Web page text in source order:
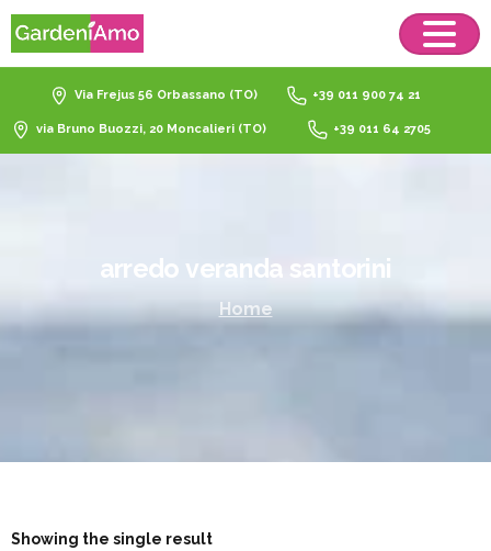
Via Frejus 56 Orbassano (TO) +39 011 900 74 21
via Bruno Buozzi, 20 Moncalieri (TO) +39 011 64 2705
arredo veranda santorini
Home
Showing the single result